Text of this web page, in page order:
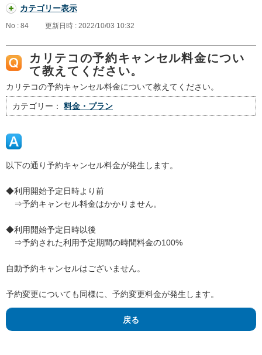
カテゴリー表示
No : 84 更新日時 : 2022/10/03 10:32
カリテコの予約キャンセル料金につい
て教えてください。
カリテコの予約キャンセル料金について教えてください。
カテゴリー： 料金・プラン
以下の通り予約キャンセル料金が発生します。
◆利用開始予定日時より前
⇒予約キャンセル料金はかかりません。
◆利用開始予定日時以後
⇒予約された利用予定期間の時間料金の100%
自動予約キャンセルはございません。
予約変更についても同様に、予約変更料金が発生します。
戻る